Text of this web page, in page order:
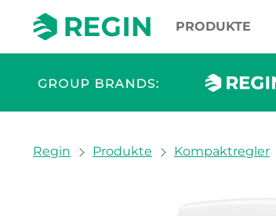
PRODUKTE
You are here:
Regin Produkte Kompaktregler